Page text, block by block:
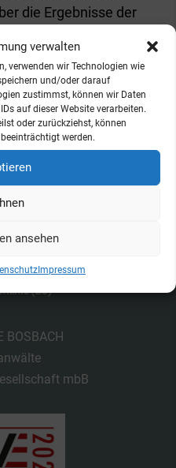
verwalten
verwenden wir Technologien wie
und/oder darauf
zustimmst, können wir Daten
auf dieser Website verarbeiten.
oder zurückziehst, können
werden.
ansehen
Impressum
die Ergebnisse der
sowie über die
Der Bericht
(EU)
BOSBACH
mbB